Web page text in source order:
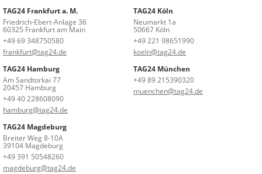
TAG24 Frankfurt a. M.
Friedrich-Ebert-Anlage 36
60325 Frankfurt am Main
+49 69 348750580
frankfurt@tag24.de
TAG24 Köln
Neumarkt 1a
50667 Köln
+49 221 98651990
koeln@tag24.de
TAG24 Hamburg
Am Sandtorkai 77
20457 Hamburg
+49 40 228608090
hamburg@tag24.de
TAG24 München
+49 89 215390320
muenchen@tag24.de
TAG24 Magdeburg
Breiter Weg 8-10A
39104 Magdeburg
+49 391 50548260
magdeburg@tag24.de